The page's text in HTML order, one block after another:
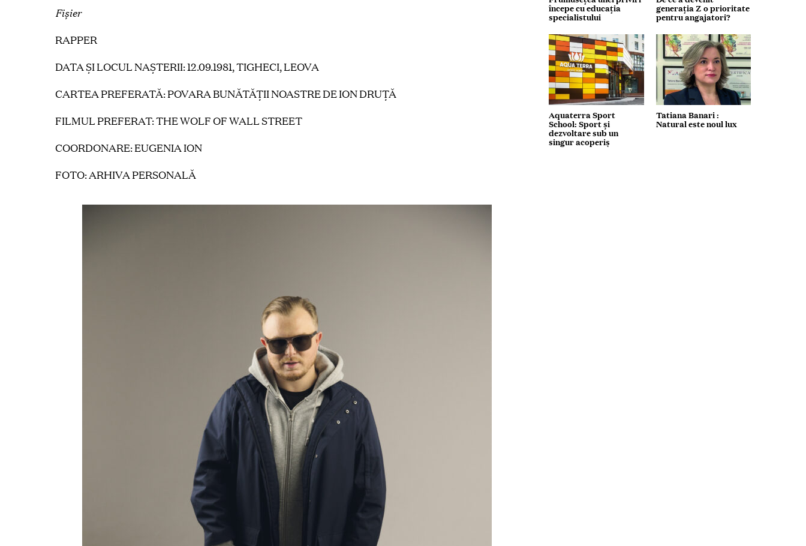
Fişier
RAPPER
DATA ȘI LOCUL NAȘTERII: 12.09.1981, TIGHECI, LEOVA
CARTEA PREFERATĂ: POVARA BUNĂTĂȚII NOASTRE DE ION DRUȚĂ
FILMUL PREFERAT: THE WOLF OF WALL STREET
COORDONARE: EUGENIA ION
FOTO:ARHIVA PERSONALĂ
începe cu educația
specialistului
generația Z o prioritate
pentru angajatori?
Aquaterra Sport
School: Sport și
dezvoltare sub un
singur acoperiș
Tatiana Banari :
Natural este noul lux